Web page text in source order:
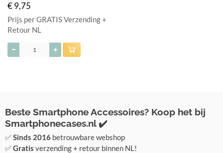
€ 9,75
Prijs per GRATIS Verzending +
Retour NL
Beste Smartphone Accessoires? Koop het bij
Smartphonecases.nl ✔️
✅Sinds 2016 betrouwbare webshop
✅Gratis verzending + retour binnen NL!